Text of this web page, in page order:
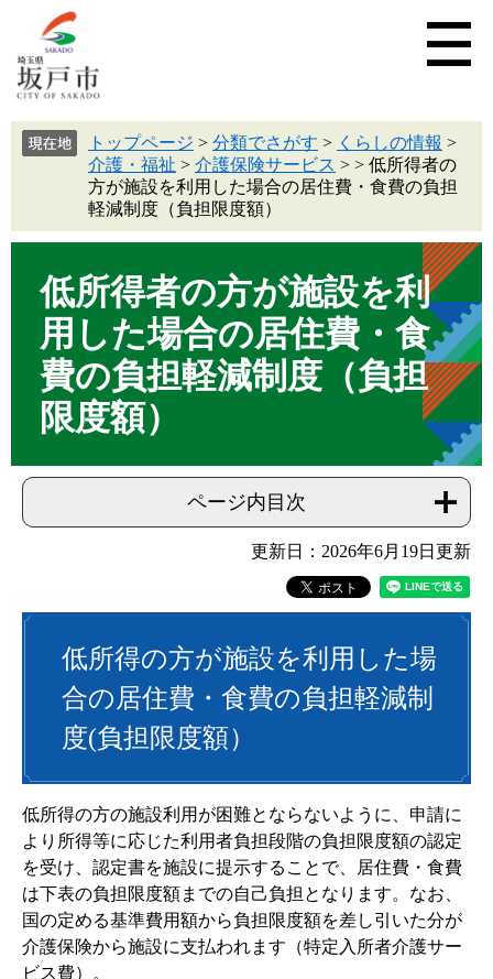
トップページ > 分類でさがす > くらしの情報 >
介護・福祉 > 介護保険サービス > > 低所得者の
方が施設を利用した場合の居住費・食費の負担
軽減制度（負担限度額）
低所得者の方が施設を利
用した場合の居住費・食
費の負担軽減制度（負担
限度額）
ページ内目次
更新日：2026年6月19日更新
低所得の方が施設を利用した場
合の居住費・食費の負担軽減制
度(負担限度額）
低所得の方の施設利用が困難とならないように、申請に
より所得等に応じた利用者負担段階の負担限度額の認定
を受け、認定書を施設に提示することで、居住費・食費
は下表の負担限度額までの自己負担となります。なお、
国の定める基準費用額から負担限度額を差し引いた分が
介護保険から施設に支払われます（特定入所者介護サー
ビス費）。